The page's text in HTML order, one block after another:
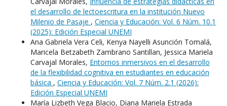
el desarrollo de lectoescritura en la institución Nuevo
Milenio de Pasaje , Ciencia y Educación: Vol. 6 Núm. 10.1
(2025): Edición Especial UNEMI
Ana Gabriela Vera Celi, Kenya Nayelli Asunción Tomalá,
Maricela Betzabeth Zambrano Santillan, Jessica Mariela
Carvajal Morales, Entornos inmersivos en el desarrollo
de la flexibilidad cognitiva en estudiantes en educación
básica , Ciencia y Educación: Vol. 7 Núm. 2.1 (2026):
Edición Especial UNEMI
María Lizbeth Vega Blacio, Diana Mariela Estrada